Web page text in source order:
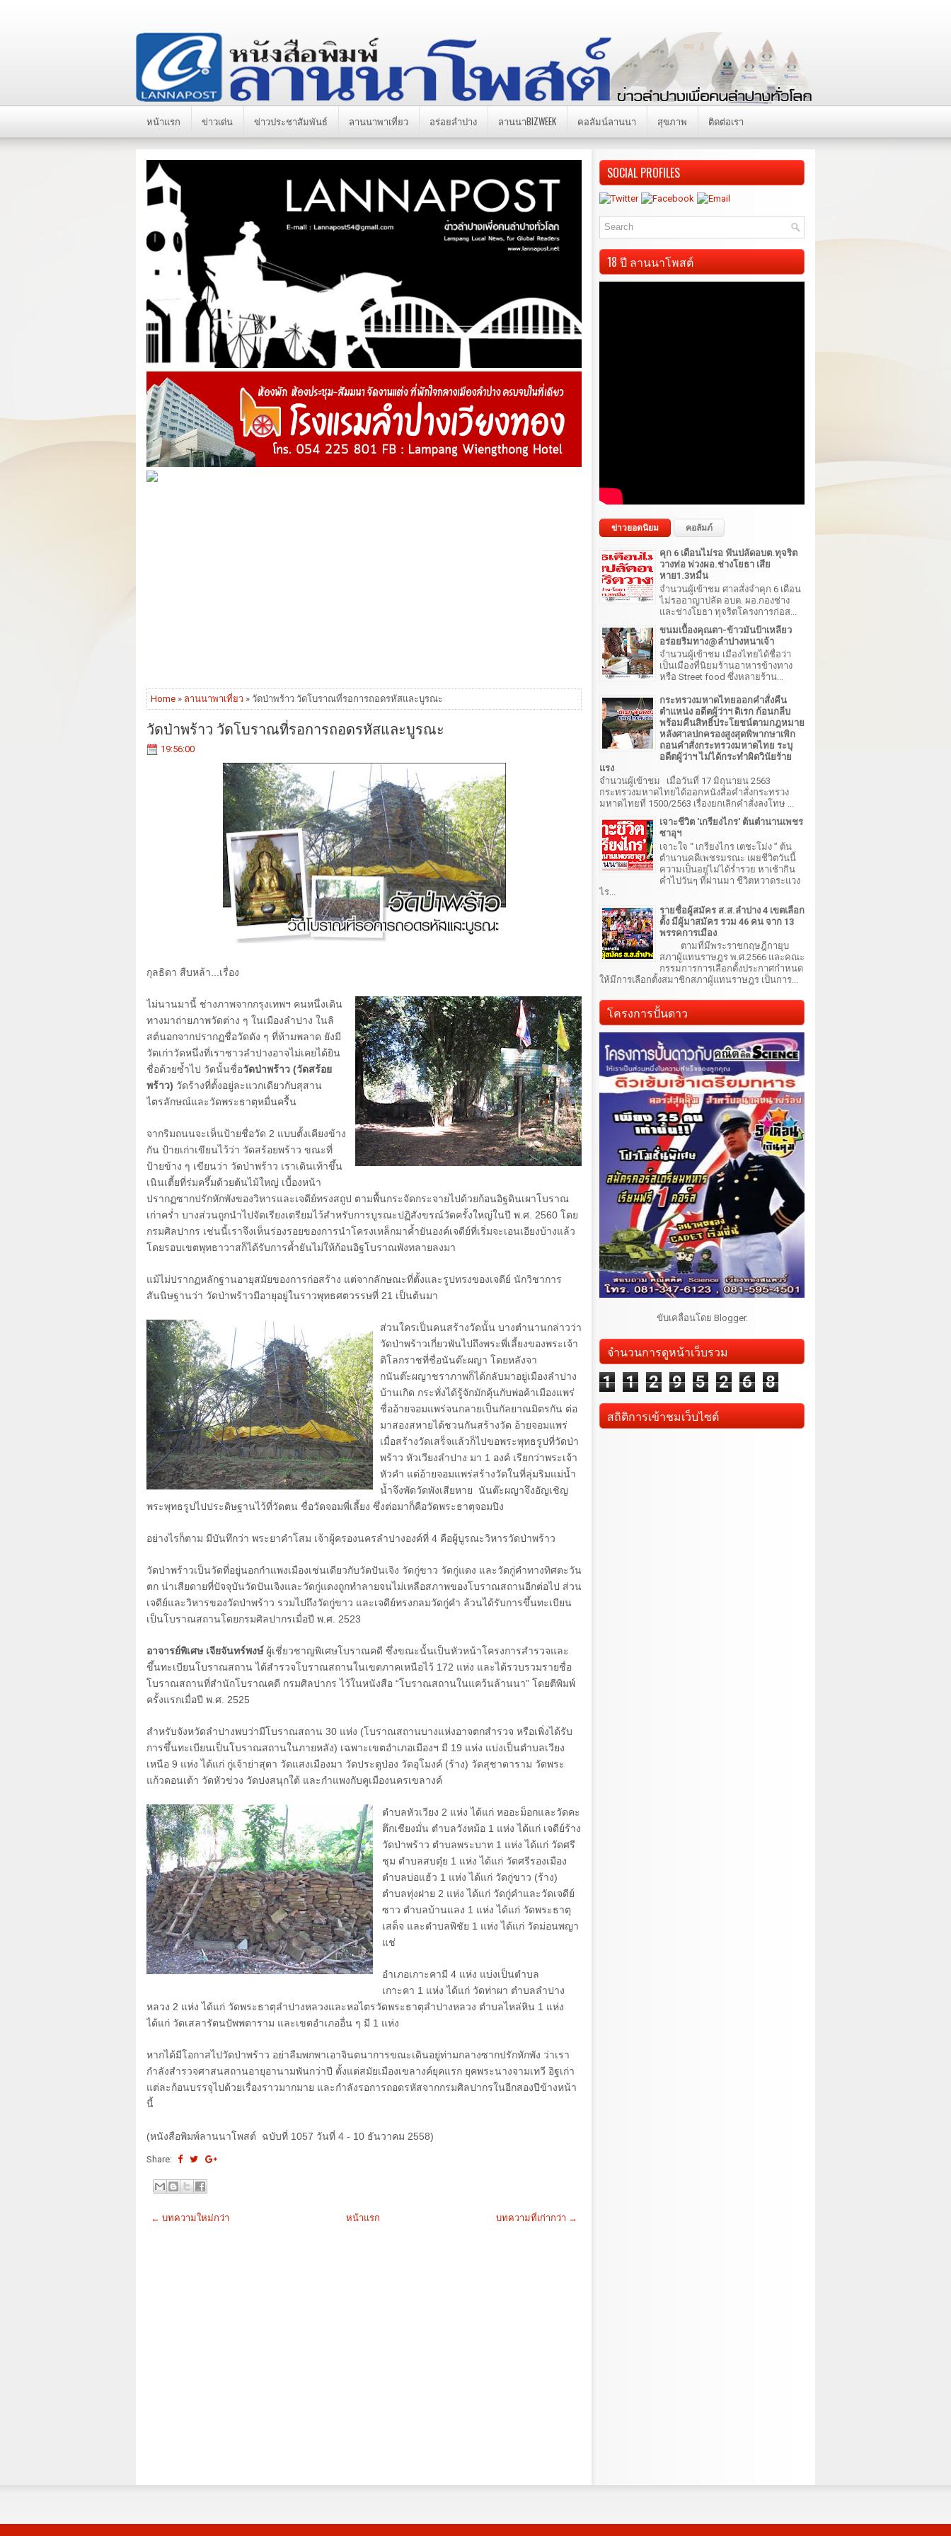
หน้าแรก ข่าวเด่น ข่าวประชาสัมพันธ์ ลานนาพาเที่ยว อร่อยลำปาง ลานนาBIZWEEK คอลัมน์ลานนา สุขภาพ ติดต่อเรา
Home » ลานนาพาเที่ยว » วัดป่าพร้าว วัดโบราณที่รอการถอดรหัสและบูรณะ
วัดป่าพร้าว วัดโบราณที่รอการถอดรหัสและบูรณะ
19:56:00
กุลธิดา สืบหล้า...เรื่อง
ไม่นานมานี้ ช่างภาพจากกรุงเทพฯ คนหนึ่งเดิน
ทางมาถ่ายภาพวัดต่าง ๆ ในเมืองลำปาง ในลิ
สต์นอกจากปรากฏชื่อวัดดัง ๆ ที่ห้ามพลาด ยังมี
วัดเก่าวัดหนึ่งที่เราชาวลำปางอาจไม่เคยได้ยิน
ชื่อด้วยซ้ำไป วัดนั้นชื่อวัดป่าพร้าว (วัดสร้อย
พร้าว) วัดร้างที่ตั้งอยู่ละแวกเดียวกับสุสาน
ไตรลักษณ์และวัดพระธาตุหมื่นครื้น
จากริมถนนจะเห็นป้ายชื่อวัด 2 แบบตั้งเคียงข้าง
กัน ป้ายเก่าเขียนไว้ว่า วัดสร้อยพร้าว ขณะที่
ป้ายข้าง ๆ เขียนว่า วัดป่าพร้าว เราเดินเท้าขึ้น
เนินเตี้ยที่ร่มครึ้มด้วยต้นไม้ใหญ่ เบื้องหน้า
ปรากฏซากปรักหักพังของวิหารและเจดีย์ทรงสถูป ตามพื้นกระจัดกระจายไปด้วยก้อนอิฐดินเผาโบราณ
เก่าคร่ำ บางส่วนถูกนำไปจัดเรียงเตรียมไว้สำหรับการบูรณะปฏิสังขรณ์วัดครั้งใหญ่ในปี พ.ศ. 2560 โดย
กรมศิลปากร เช่นนี้เราจึงเห็นร่องรอยของการนำโครงเหล็กมาค้ำยันองค์เจดีย์ที่เริ่มจะเอนเอียงบ้างแล้ว
โดยรอบเขตพุทธาวาสก็ได้รับการค้ำยันไม่ให้ก้อนอิฐโบราณพังทลายลงมา
แม้ไม่ปรากฏหลักฐานอายุสมัยของการก่อสร้าง แต่จากลักษณะที่ตั้งและรูปทรงของเจดีย์ นักวิชาการ
สันนิษฐานว่า วัดป่าพร้าวมีอายุอยู่ในราวพุทธศตวรรษที่ 21 เป็นต้นมา
ส่วนใครเป็นคนสร้างวัดนั้น บางตำนานกล่าวว่า
วัดป่าพร้าวเกี่ยวพันไปถึงพระพี่เลี้ยงของพระเจ้า
ติโลกราชที่ชื่อนันต๊ะผญา โดยหลังจา
กนันต๊ะผญาชราภาพก็ได้กลับมาอยู่เมืองลำปาง
บ้านเกิด กระทั่งได้รู้จักมักคุ้นกับพ่อค้าเมืองแพร่
ชื่ออ้ายจอมแพร่จนกลายเป็นกัลยาณมิตรกัน ต่อ
มาสองสหายได้ชวนกันสร้างวัด อ้ายจอมแพร่
เมื่อสร้างวัดเสร็จแล้วก็ไปขอพระพุทธรูปที่วัดป่า
พร้าว หัวเวียงลำปาง มา 1 องค์ เรียกว่าพระเจ้า
หัวคำ แต่อ้ายจอมแพร่สร้างวัดในที่ลุ่มริมแม่น้ำ
น้ำจึงพัดวัดพังเสียหาย นันต๊ะผญาจึงอัญเชิญ
พระพุทธรูปไปประดิษฐานไว้ที่วัดตน ชื่อวัดจอมพี่เลี้ยง ซึ่งต่อมาก็คือวัดพระธาตุจอมปิง
อย่างไรก็ตาม มีบันทึกว่า พระยาคำโสม เจ้าผู้ครองนครลำปางองค์ที่ 4 คือผู้บูรณะวิหารวัดป่าพร้าว
วัดป่าพร้าวเป็นวัดที่อยู่นอกกำแพงเมืองเช่นเดียวกับวัดปันเจิง วัดกู่ขาว วัดกู่แดง และวัดกู่คำทางทิศตะวัน
ตก น่าเสียดายที่ปัจจุบันวัดปันเจิงและวัดกู่แดงถูกทำลายจนไม่เหลือสภาพของโบราณสถานอีกต่อไป ส่วน
เจดีย์และวิหารของวัดป่าพร้าว รวมไปถึงวัดกู่ขาว และเจดีย์ทรงกลมวัดกู่คำ ล้วนได้รับการขึ้นทะเบียน
เป็นโบราณสถานโดยกรมศิลปากรเมื่อปี พ.ศ. 2523
อาจารย์พิเศษ เจียจันทร์พงษ์ ผู้เชี่ยวชาญพิเศษโบราณคดี ซึ่งขณะนั้นเป็นหัวหน้าโครงการสำรวจและ
ขึ้นทะเบียนโบราณสถาน ได้สำรวจโบราณสถานในเขตภาคเหนือไว้ 172 แห่ง และได้รวบรวมรายชื่อ
โบราณสถานที่สำนักโบราณคดี กรมศิลปากร ไว้ในหนังสือ “โบราณสถานในแคว้นล้านนา” โดยตีพิมพ์
ครั้งแรกเมื่อปี พ.ศ. 2525
สำหรับจังหวัดลำปางพบว่ามีโบราณสถาน 30 แห่ง (โบราณสถานบางแห่งอาจตกสำรวจ หรือเพิ่งได้รับ
การขึ้นทะเบียนเป็นโบราณสถานในภายหลัง) เฉพาะเขตอำเภอเมืองฯ มี 19 แห่ง แบ่งเป็นตำบลเวียง
เหนือ 9 แห่ง ได้แก่ กู่เจ้าย่าสุตา วัดแสงเมืองมา วัดประตูป่อง วัดอุโมงค์ (ร้าง) วัดสุชาดาราม วัดพระ
แก้วดอนเต้า วัดหัวข่วง วัดปงสนุกใต้ และกำแพงกับคูเมืองนครเขลางค์
ตำบลหัวเวียง 2 แห่ง ได้แก่ หออะม็อกและวัดคะ
ตึกเชียงมั่น ตำบลวังหม้อ 1 แห่ง ได้แก่ เจดีย์ร้าง
วัดป่าพร้าว ตำบลพระบาท 1 แห่ง ได้แก่ วัดศรี
ชุม ตำบลสบตุ๋ย 1 แห่ง ได้แก่ วัดศรีรองเมือง
ตำบลบ่อแฮ้ว 1 แห่ง ได้แก่ วัดกู่ขาว (ร้าง)
ตำบลทุ่งฝาย 2 แห่ง ได้แก่ วัดกู่คำและวัดเจดีย์
ซาว ตำบลบ้านแลง 1 แห่ง ได้แก่ วัดพระธาตุ
เสด็จ และตำบลพิชัย 1 แห่ง ได้แก่ วัดม่อนพญา
แช่
อำเภอเกาะคามี 4 แห่ง แบ่งเป็นตำบล
เกาะคา 1 แห่ง ได้แก่ วัดท่าผา ตำบลลำปาง
หลวง 2 แห่ง ได้แก่ วัดพระธาตุลำปางหลวงและหอไตรวัดพระธาตุลำปางหลวง ตำบลไหล่หิน 1 แห่ง
ได้แก่ วัดเสลารัตนปัพพตาราม และเขตอำเภออื่น ๆ มี 1 แห่ง
หากได้มีโอกาสไปวัดป่าพร้าว อย่าลืมพกพาเอาจินตนาการขณะเดินอยู่ท่ามกลางซากปรักหักพัง ว่าเรา
กำลังสำรวจศาสนสถานอายุอานามพันกว่าปี ตั้งแต่สมัยเมืองเขลางค์ยุคแรก ยุคพระนางจามเทวี อิฐเก่า
แต่ละก้อนบรรจุไปด้วยเรื่องราวมากมาย และกำลังรอการถอดรหัสจากกรมศิลปากรในอีกสองปีข้างหน้า
นี้
(หนังสือพิมพ์ลานนาโพสต์ ฉบับที่ 1057 วันที่ 4 - 10 ธันวาคม 2558)
Share:
← บทความใหม่กว่า บทความที่เก่ากว่า →
หน้าแรก
SOCIAL PROFILES
18 ปี ลานนาโพสต์
ข่าวยอดนิยม คอลัมภ์
คุก 6 เดือนไม่รอ ฟันปลัดอบต.ทุจริต
วางท่อ พ่วงผอ.ช่างโยธา เสีย
หาย1.3หมื่น
จำนวนผู้เข้าชม ศาลสั่งจำคุก 6 เดือน
ไม่รออาญาปลัด อบต. ผอ.กองช่าง
และช่างโยธา ทุจริตโครงการก่อส...
ขนมเบื้องคุณตา-ข้าวมันป้าเหลียว
อร่อยริมทาง@ลำปางหนาเจ้า
จำนวนผู้เข้าชม เมืองไทยได้ชื่อว่า
เป็นเมืองที่นิยมร้านอาหารข้างทาง
หรือ Street food ซึ่งหลายร้าน...
กระทรวงมหาดไทยออกคำสั่งคืน
ตำแหน่ง อดีตผู้ว่าฯ ดิเรก ก้อนกลีบ
พร้อมคืนสิทธิ์ประโยชน์ตามกฎหมาย
หลังศาลปกครองสูงสุดพิพากษาเพิก
ถอนคำสั่งกระทรวงมหาดไทย ระบุ
อดีตผู้ว่าฯ ไม่ได้กระทำผิดวินัยร้าย
แรง
จำนวนผู้เข้าชม เมื่อวันที่ 17 มิถุนายน 2563
กระทรวงมหาดไทยได้ออกหนังสือคำสั่งกระทรวง
มหาดไทยที่ 1500/2563 เรื่องยกเลิกคำสั่งลงโทษ ...
เจาะชีวิต 'เกรียงไกร' ต้นตำนานเพชร
ซาอุฯ
เจาะใจ “ เกรียงไกร เตชะโม่ง ” ต้น
ตำนานคดีเพชรมรณะ เผยชีวิตวันนี้
ความเป็นอยู่ไม่ได้ร่ำรวย หาเช้ากิน
ค่ำไปวันๆ ที่ผ่านมา ชีวิตหวาดระแวง
ไร...
รายชื่อผู้สมัคร ส.ส.ลำปาง 4 เขตเลือก
ตั้ง มีผู้มาสมัคร รวม 46 คน จาก 13
พรรคการเมือง
ตามที่มีพระราชกฤษฎีกายุบ
สภาผู้แทนราษฎร พ.ศ.2566 และคณะ
กรรมการการเลือกตั้งประกาศกำหนด
ให้มีการเลือกตั้งสมาชิกสภาผู้แทนราษฎร เป็นการ...
โครงการปั้นดาว
ขับเคลื่อนโดย Blogger.
จำนวนการดูหน้าเว็บรวม
1 1 2 9 5 2 6 8
สถิติการเข้าชมเว็บไซต์